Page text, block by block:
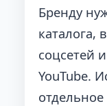
Бренду
каталога,
соцсетей
YouTube.